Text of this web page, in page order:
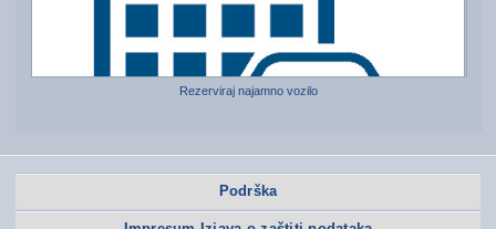
Rezerviraj najamno vozilo
Podrška